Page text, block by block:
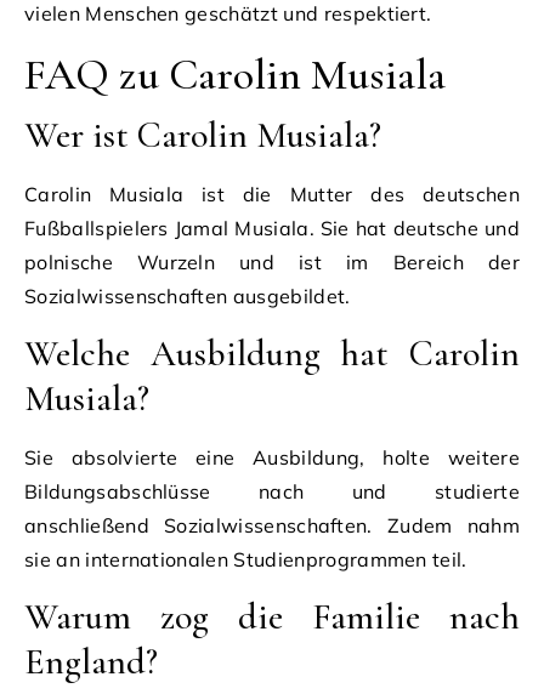
vielen Menschen geschätzt und respektiert.
FAQ zu Carolin Musiala
Wer ist Carolin Musiala?
Carolin Musiala ist die Mutter des deutschen
Fußballspielers Jamal Musiala. Sie hat deutsche und
polnische Wurzeln und ist im Bereich der
Sozialwissenschaften ausgebildet.
Welche Ausbildung hat Carolin
Musiala?
Sie absolvierte eine Ausbildung, holte weitere
Bildungsabschlüsse nach und studierte
anschließend Sozialwissenschaften. Zudem nahm
sie an internationalen Studienprogrammen teil.
Warum zog die Familie nach
England?